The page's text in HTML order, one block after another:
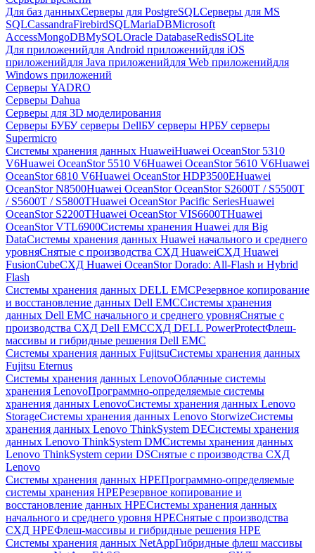
Для баз данныхСерверы для PostgreSQLСерверы для MS
SQLCassandraFirebirdSQLMariaDBMicrosoft
AccessMongoDBMySQLOracle DatabaseRedisSQLite
Для приложенийдля Android приложенийдля iOS
приложенийдля Java приложенийдля Web приложенийдля
Windows приложений
Серверы YADRO
Серверы Dahua
Серверы для 3D моделирования
Серверы БУБУ серверы DellБУ серверы HPБУ серверы
Supermicro
Системы хранения данных HuaweiHuawei OceanStor 5310
V6Huawei OceanStor 5510 V6Huawei OceanStor 5610 V6Huawei
OceanStor 6810 V6Huawei OceanStor HDP3500EHuawei
OceanStor N8500Huawei OceanStor OceanStor S2600T / S5500T
/ S5600T / S5800THuawei OceanStor Pacific SeriesHuawei
OceanStor S2200THuawei OceanStor VIS6600THuawei
OceanStor VTL6900Системы хранения Huawei для Big
DataСистемы хранения данных Huawei начального и среднего
уровняСнятые с производства СХД HuaweiСХД Huawei
FusionCubeСХД Huawei OceanStor Dorado: All-Flash и Hybrid
Flash
Системы хранения данных DELL EMCРезервное копирование
и восстановление данных Dell EMCСистемы хранения
данных Dell EMC начального и среднего уровняСнятые с
производства СХД Dell EMCСХД DELL PowerProtectФлеш-
массивы и гибридные решения Dell EMC
Системы хранения данных FujitsuСистемы хранения данных
Fujitsu Eternus
Системы хранения данных LenovoОблачные системы
хранения LenovoПрограммно-определяемые системы
хранения данных LenovoСистемы хранения данных Lenovo
StorageСистемы хранения данных Lenovo StorwizeСистемы
хранения данных Lenovo ThinkSystem DEСистемы хранения
данных Lenovo ThinkSystem DMСистемы хранения данных
Lenovo ThinkSystem серии DSСнятые с производства СХД
Lenovo
Системы хранения данных HPEПрограммно-определяемые
системы хранения HPEРезервное копирование и
восстановление данных HPEСистемы хранения данных
начального и среднего уровня HPEСнятые с производства
СХД HPEФлеш-массивы и гибридные решения HPE
Cистемы хранения данных NetAppГибридные флеш массивы